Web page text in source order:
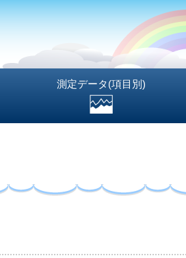
測定データ(項目別)